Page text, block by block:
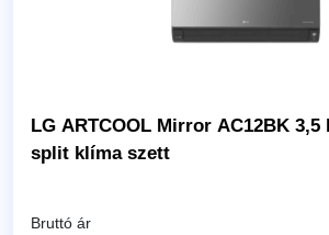
LG ARTCOOL Mirror AC12BK
split klíma szett
Bruttó ár